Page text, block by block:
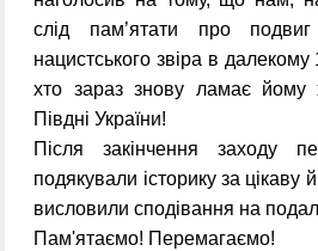
слід пам’ятати про
нацистського звіра в
хто зараз знову ламає йому
Півдні України!
Після закінчення заходу
подякували історику за цікаву
висловили сподівання на
Пам'ятаємо! Перемагаємо!